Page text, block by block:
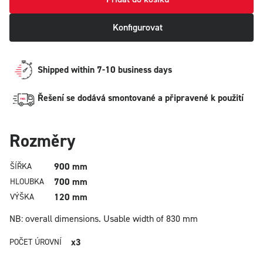
Konfigurovat
Shipped within 7-10 business days
Řešení se dodává smontované a připravené k použití
Rozměry
ŠÍŘKA 900 mm
HLOUBKA 700 mm
VÝŠKA
120 mm
NB: overall dimensions. Usable width of 830 mm
POČET ÚROVNÍ x3